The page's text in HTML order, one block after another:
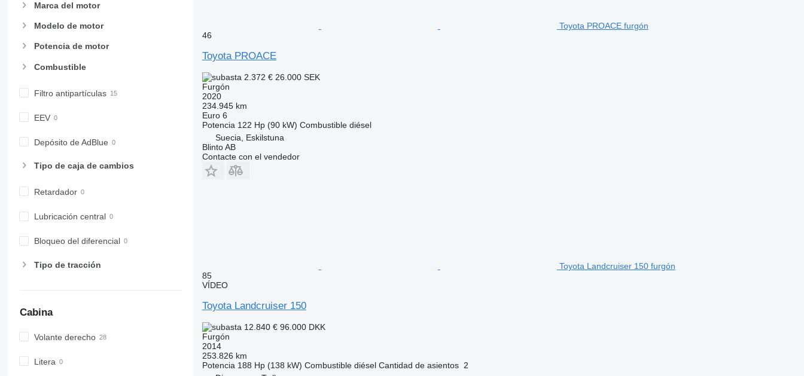
Marca del motor
Modelo de motor
Potencia de motor
Combustible
Filtro antipartículas
EEV
Depósito de AdBlue
Tipo de caja de cambios
Retardador
Lubricación central
Bloqueo del diferencial
Tipo de tracción
Cabina
Volante derecho
Litera
Toyota PROACE furgón
46
Toyota PROACE
2.372 € 26.000 SEK
Furgón
2020
234.945 km
Euro 6
Potencia 122 Hp (90 kW) Combustible diésel
Suecia, Eskilstuna
Blinto AB
Contacte con el vendedor
Toyota Landcruiser 150 furgón
85
VÍDEO
Toyota Landcruiser 150
12.840 € 96.000 DKK
Furgón
2014
253.826 km
Potencia 188 Hp (138 kW) Combustible diésel Cantidad de asientos 2